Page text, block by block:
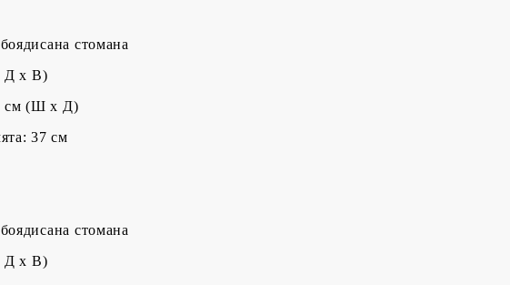
стомана
Д x В)
cм (Ш x Д)
37 см
стомана
Д x В)